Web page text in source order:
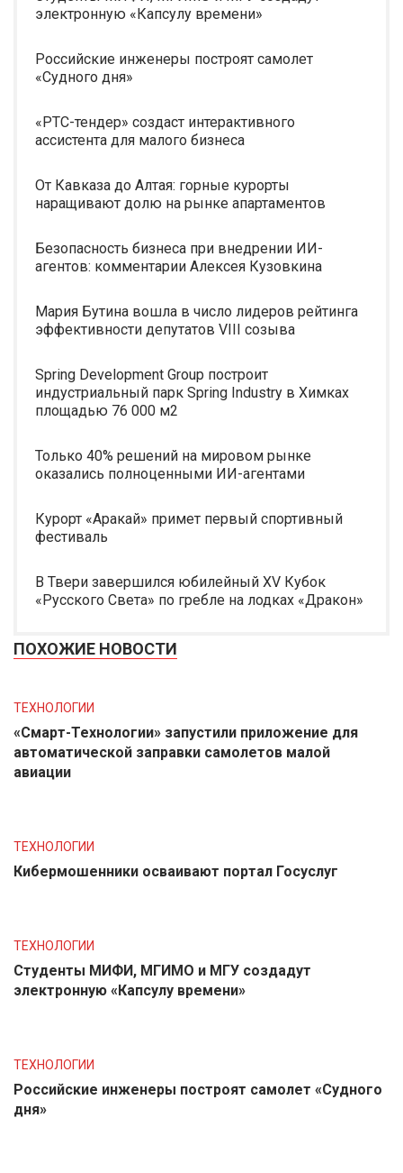
электронную «Капсулу времени»
Российские инженеры построят самолет
«Судного дня»
«РТС-тендер» создаст интерактивного
ассистента для малого бизнеса
От Кавказа до Алтая: горные курорты
наращивают долю на рынке апартаментов
Безопасность бизнеса при внедрении ИИ-
агентов: комментарии Алексея Кузовкина
Мария Бутина вошла в число лидеров рейтинга
эффективности депутатов VIII созыва
Spring Development Group построит
индустриальный парк Spring Industry в Химках
площадью 76 000 м2
Только 40% решений на мировом рынке
оказались полноценными ИИ-агентами
Курорт «Аракай» примет первый спортивный
фестиваль
В Твери завершился юбилейный XV Кубок
«Русского Света» по гребле на лодках «Дракон»
ПОХОЖИЕ НОВОСТИ
ТЕХНОЛОГИИ
«Смарт-Технологии» запустили приложение для
автоматической заправки самолетов малой
авиации
ТЕХНОЛОГИИ
Кибермошенники осваивают портал Госуслуг
ТЕХНОЛОГИИ
Студенты МИФИ, МГИМО и МГУ создадут
электронную «Капсулу времени»
ТЕХНОЛОГИИ
Российские инженеры построят самолет «Судного
дня»